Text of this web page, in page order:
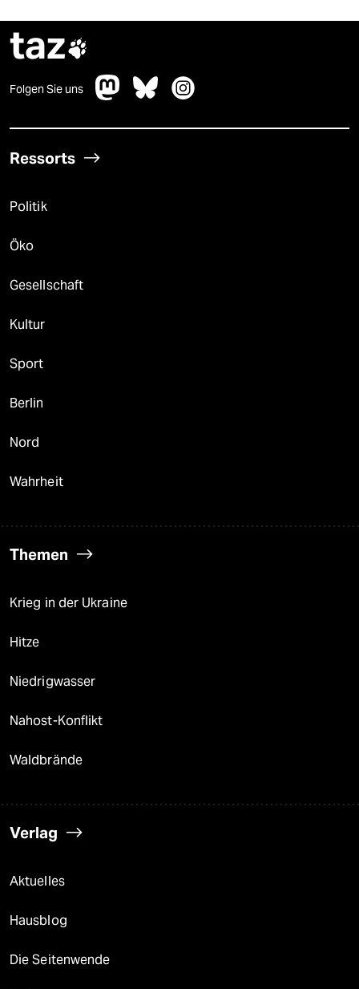
taz
Folgen Sie uns
Ressorts
Politik
Öko
Gesellschaft
Kultur
Sport
Berlin
Nord
Wahrheit
Themen
Krieg in der Ukraine
Hitze
Niedrigwasser
Nahost-Konflikt
Waldbrände
Verlag
Aktuelles
Hausblog
Die Seitenwende